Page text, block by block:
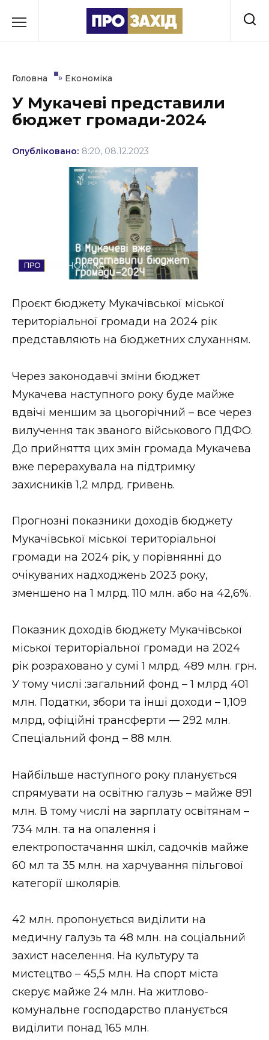
до
Культура
Освіта
Стиль життя
Втрачений Ужгород
Втрачений Ужгород (відеоверсія)
ЗАКАРПАТСЬКІ НОВИНИ
НОВИНИ ЗАХІДНОЇ УКРАЇНИ
ВІДЕО
Головна » Економіка
У Мукачеві представили
бюджет громади-2024
Опубліковано: 8:20, 08.12.2023
ЕКОНОМІКА
Проєкт бюджету Мукачівської міської
територіальної громади на 2024 рік
представляють на бюджетних слуханням.
Через законодавчі зміни бюджет
Мукачева наступного року буде майже
вдвічі меншим за цьогорічний – все через
вилучення так званого військового ПДФО.
До прийняття цих змін громада Мукачева
вже перерахувала на підтримку
захисників 1,2 млрд. гривень.
Прогнозні показники доходів бюджету
Мукачівської міської територіальної
громади на 2024 рік, у порівнянні до
очікуваних надходжень 2023 року,
зменшено на 1 млрд. 110 млн. або на 42,6%.
Показник доходів бюджету Мукачівської
міської територіальної громади на 2024
рік розраховано у сумі 1 млрд. 489 млн. грн.
У тому числі :загальний фонд – 1 млрд 401
млн. Податки, збори та інші доходи – 1,109
млрд, офіційні трансферти –– 292 млн.
Спеціальний фонд – 88 млн.
Найбільше наступного року планується
спрямувати на освітню галузь – майже 891
млн. В тому числі на зарплату освітянам –
734 млн. та на опалення і
електропостачання шкіл, садочків майже
60 мл та 35 млн. на харчування пільгової
категорії школярів.
42 млн. пропонується виділити на
медичну галузь та 48 млн. на соціальний
захист населення. На культуру та
мистецтво – 45,5 млн. На спорт міста
скерує майже 24 млн. На житлово-
комунальне господарство планується
виділити понад 165 млн.